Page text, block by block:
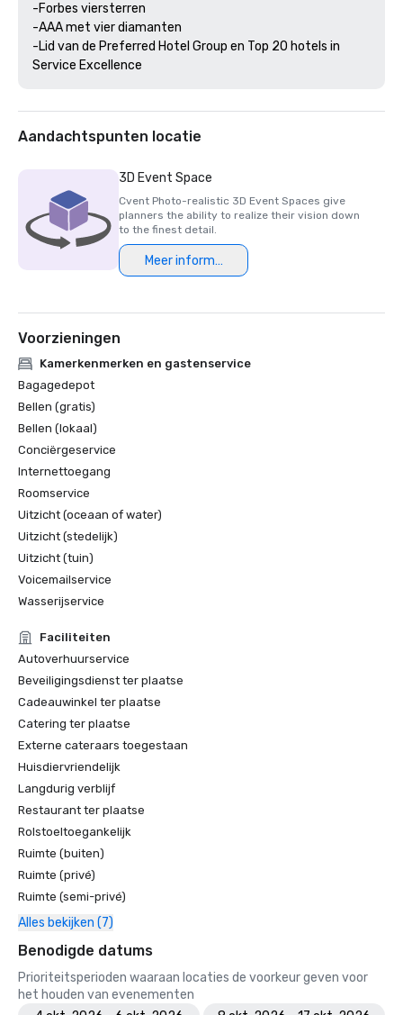
-Forbes viersterren
-AAA met vier diamanten
-Lid van de Preferred Hotel Group en Top 20 hotels in
Aandachtspunten locatie
3D Event Space
Cvent Photo-realistic 3D Event Spaces give
planners the ability to realize their vision down
to the finest detail.
Meer informatie
Voorzieningen
Kamerkenmerken en gastenservice
Bagagedepot
Bellen (gratis)
Bellen (lokaal)
Conciërgeservice
Internettoegang
Roomservice
Uitzicht (oceaan of water)
Uitzicht (stedelijk)
Uitzicht (tuin)
Voicemailservice
Wasserijservice
Faciliteiten
Autoverhuurservice
Beveiligingsdienst ter plaatse
Cadeauwinkel ter plaatse
Catering ter plaatse
Externe cateraars toegestaan
Huisdiervriendelijk
Langdurig verblijf
Restaurant ter plaatse
Rolstoeltoegankelijk
Ruimte (buiten)
Ruimte (privé)
Ruimte (semi-privé)
Alles bekijken (7)
Benodigde datums
Prioriteitsperioden waaraan locaties de voorkeur geven voor
het houden van evenementen